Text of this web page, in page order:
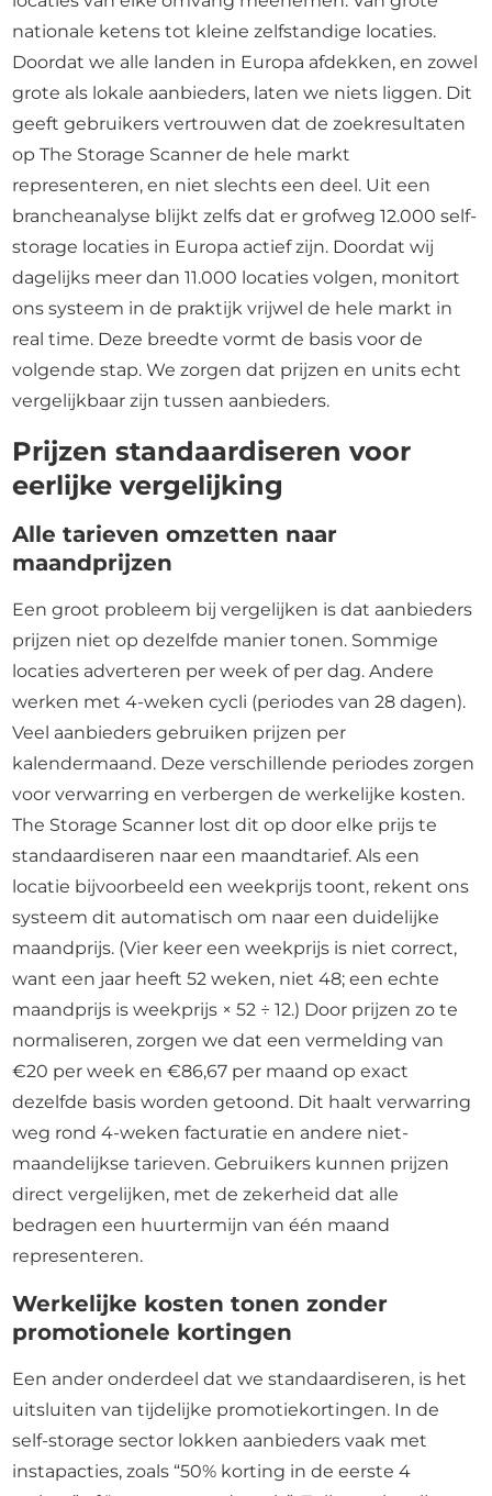
nationale ketens tot kleine zelfstandige locaties.
Doordat we alle landen in Europa afdekken, en zowel
grote als lokale aanbieders, laten we niets liggen. Dit
geeft gebruikers vertrouwen dat de zoekresultaten
op The Storage Scanner de hele markt
representeren, en niet slechts een deel. Uit een
brancheanalyse blijkt zelfs dat er grofweg 12.000 self-
storage locaties in Europa actief zijn. Doordat wij
dagelijks meer dan 11.000 locaties volgen, monitort
ons systeem in de praktijk vrijwel de hele markt in
real time. Deze breedte vormt de basis voor de
volgende stap. We zorgen dat prijzen en units echt
vergelijkbaar zijn tussen aanbieders.
Prijzen standaardiseren voor
eerlijke vergelijking
Alle tarieven omzetten naar
maandprijzen
Een groot probleem bij vergelijken is dat aanbieders
prijzen niet op dezelfde manier tonen. Sommige
locaties adverteren per week of per dag. Andere
werken met 4-weken cycli (periodes van 28 dagen).
Veel aanbieders gebruiken prijzen per
kalendermaand. Deze verschillende periodes zorgen
voor verwarring en verbergen de werkelijke kosten.
The Storage Scanner lost dit op door elke prijs te
standaardiseren naar een maandtarief. Als een
locatie bijvoorbeeld een weekprijs toont, rekent ons
systeem dit automatisch om naar een duidelijke
maandprijs. (Vier keer een weekprijs is niet correct,
want een jaar heeft 52 weken, niet 48; een echte
maandprijs is weekprijs × 52 ÷ 12.) Door prijzen zo te
normaliseren, zorgen we dat een vermelding van
€20 per week en €86,67 per maand op exact
dezelfde basis worden getoond. Dit haalt verwarring
weg rond 4-weken facturatie en andere niet-
maandelijkse tarieven. Gebruikers kunnen prijzen
direct vergelijken, met de zekerheid dat alle
bedragen een huurtermijn van één maand
representeren.
Werkelijke kosten tonen zonder
promotionele kortingen
Een ander onderdeel dat we standaardiseren, is het
uitsluiten van tijdelijke promotiekortingen. In de
self-storage sector lokken aanbieders vaak met
instapacties, zoals “50% korting in de eerste 4